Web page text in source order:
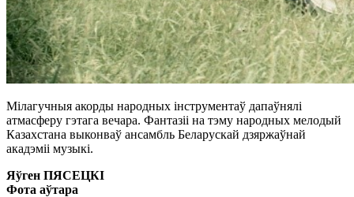
Мілагучныя акорды народных інструментаў дапаўнялі
атмасферу гэтага вечара. Фантазіі на тэму народных мелодый
Казахстана выконваў ансамбль Беларускай дзяржаўнай
акадэміі музыкі.
Яўген ПЯСЕЦКІ
Фота аўтара